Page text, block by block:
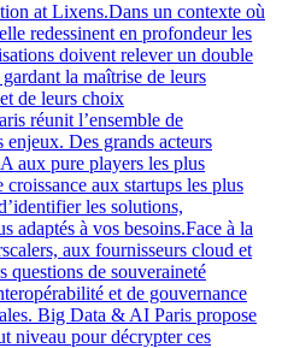
at Lixens.Dans un contexte où
redessinent en profondeur les
doivent relever un double
la maîtrise de leurs
de leurs choix
réunit l’ensemble de
enjeux. Des grands acteurs
aux pure players les plus
croissance aux startups les plus
les solutions,
adaptés à vos besoins.Face à la
aux fournisseurs cloud et
questions de souveraineté
et de gouvernance
Big Data & AI Paris propose
niveau pour décrypter ces